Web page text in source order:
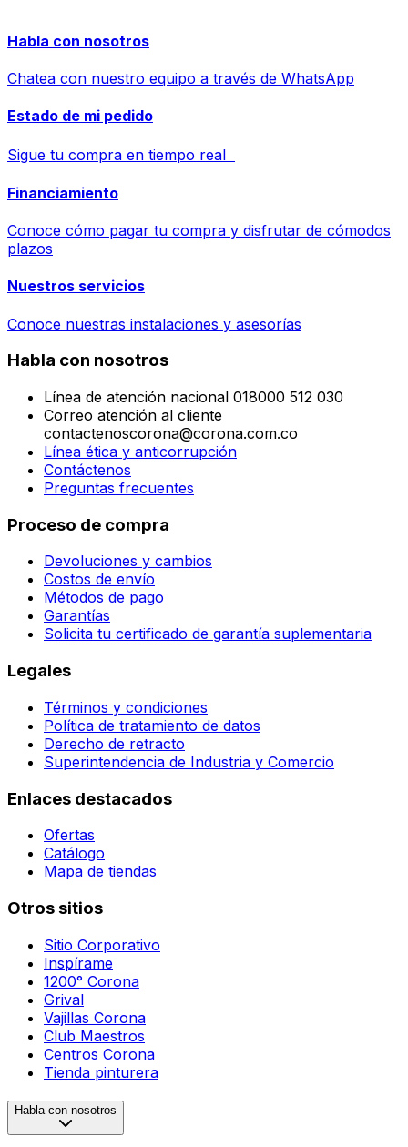
Habla con nosotros
Chatea con nuestro equipo a través de WhatsApp
Estado de mi pedido
Sigue tu compra en tiempo real
Financiamiento
Conoce cómo pagar tu compra y disfrutar de cómodos
plazos
Nuestros servicios
Conoce nuestras instalaciones y asesorías
Habla con nosotros
Línea de atención nacional 018000 512 030
Correo atención al cliente
contactenoscorona@corona.com.co
Línea ética y anticorrupción
Contáctenos
Preguntas frecuentes
Proceso de compra
Devoluciones y cambios
Costos de envío
Métodos de pago
Garantías
Solicita tu certificado de garantía suplementaria
Legales
Términos y condiciones
Política de tratamiento de datos
Derecho de retracto
Superintendencia de Industria y Comercio
Enlaces destacados
Ofertas
Catálogo
Mapa de tiendas
Otros sitios
Sitio Corporativo
Inspírame
1200° Corona
Grival
Vajillas Corona
Club Maestros
Centros Corona
Tienda pinturera
Habla con nosotros